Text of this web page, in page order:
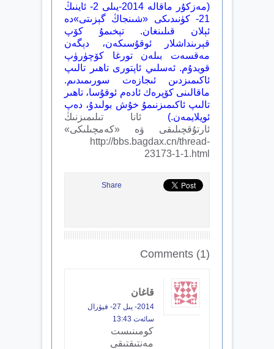
(مەزكۇر ماقالە 2014-يىلى 2- ئاينىڭ
21- كۈنىدىكى «شىنجاڭ گېزىتى»دە
ئېلان قىلىنغان. تېخىمۇ كۆپ
قېرىنداشلار ئوقۇسىكەن، دېگەن
مەقسەت بىلەن تورغا كۆچۈرۈپ
قويدۇم. ئەسلىي ئاپتورى تاھىر تالىپ
ئاكىمىزدىن ئىجازەت سورىمىدىم.
ماقالىنى كۆپرەك ئادەم ئوقۇسا، تاھىر
تالىپ ئاكىمىزنىمۇ خۇش بولىدۇ، دەپ
ئويلايمەن.) ئانا تىلىمىزنىڭ
ئارتۇقچىلىقى ۋە «كەمچىلىكى»
http://bbs.bagdax.cn/thread-
23173-1-1.html
Share
Comments (1)
قاغان
2014- يىل 27- فېۋرال
سائەت 13:43
كومىنىست
مەنتىقتىقى